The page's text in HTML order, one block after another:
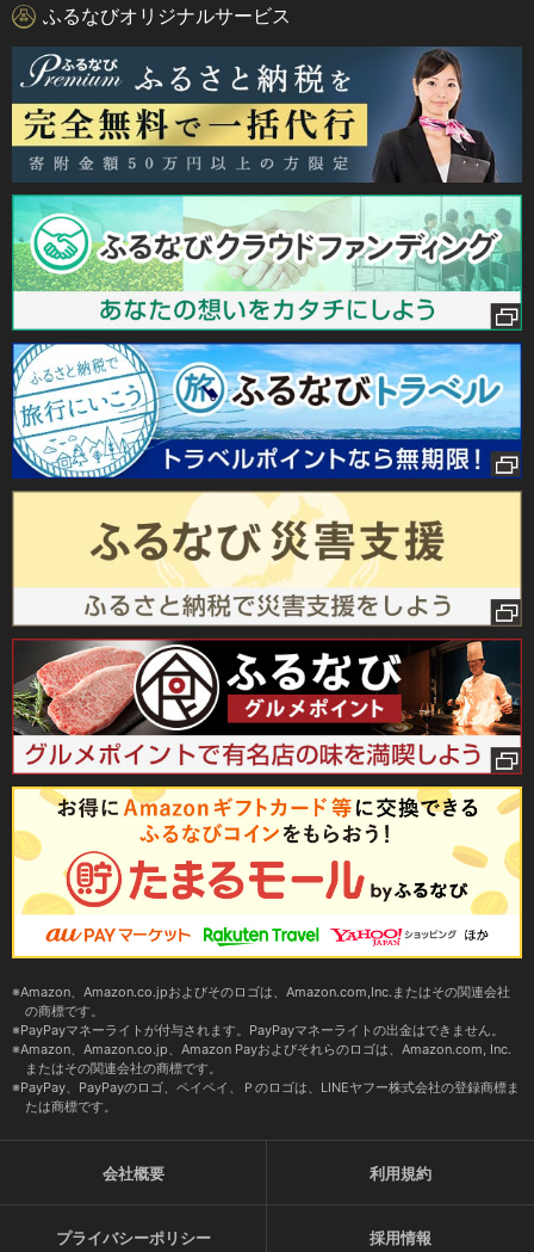
ふるなびオリジナルサービス
Amazon、Amazon.co.jpおよびそのロゴは、Amazon.com,Inc.またはその関連会社
の商標です。
PayPayマネーライトが付与されます。PayPayマネーライトの出金はできません。
Amazon、Amazon.co.jp、Amazon Payおよびそれらのロゴは、Amazon.com, Inc.
またはその関連会社の商標です。
PayPay、PayPayのロゴ、ペイペイ、Ｐのロゴは、LINEヤフー株式会社の登録商標ま
たは商標です。
会社概要 利用規約
プライバシーポリシー 採用情報